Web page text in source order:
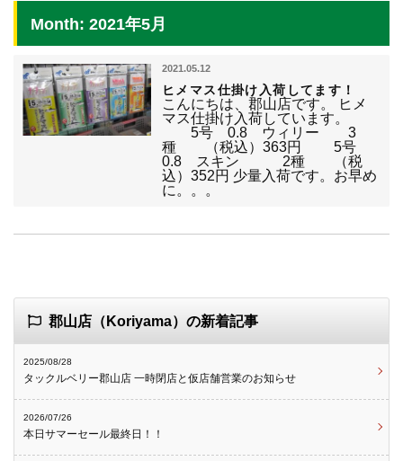
Month: 2021年5月
2021.05.12
ヒメマス仕掛け入荷してます！
こんにちは、郡山店です。 ヒメ
マス仕掛け入荷しています。
5号 0.8 ウィリー 3
種 （税込）363円 5号
0.8 スキン 2種 （税
込）352円 少量入荷です。お早め
に。。。
郡山店（Koriyama）の新着記事
2025/08/28
タックルベリー郡山店 一時閉店と仮店舗営業のお知らせ
2026/07/26
本日サマーセール最終日！！